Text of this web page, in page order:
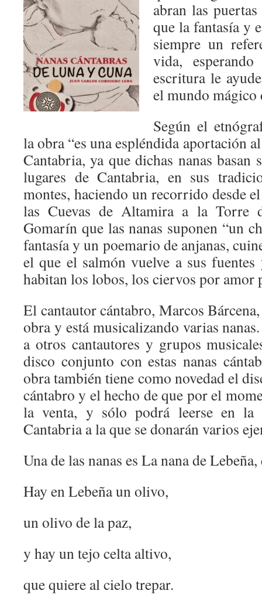
abran las
que la fantasía y
siempre un
vida,
escritura le
el mundo mágico
Según el
la obra “es una espléndida aportación
Cantabria, ya que dichas nanas basan
lugares de Cantabria, en sus
montes, haciendo un recorrido desde
las Cuevas de Altamira a la Torre
Gomarín que las nanas suponen “un
fantasía y un poemario de anjanas,
el que el salmón vuelve a sus
habitan los lobos, los ciervos por amor
El cantautor cántabro, Marcos
obra y está musicalizando varias
a otros cantautores y grupos
disco conjunto con estas nanas
obra también tiene como novedad el
cántabro y el hecho de que por el
la venta, y sólo podrá leerse en la
Cantabria a la que se donarán varios
Una de las nanas es La nana de
Hay en Lebeña un olivo,
un olivo de la paz,
y hay un tejo celta altivo,
que quiere al cielo trepar.